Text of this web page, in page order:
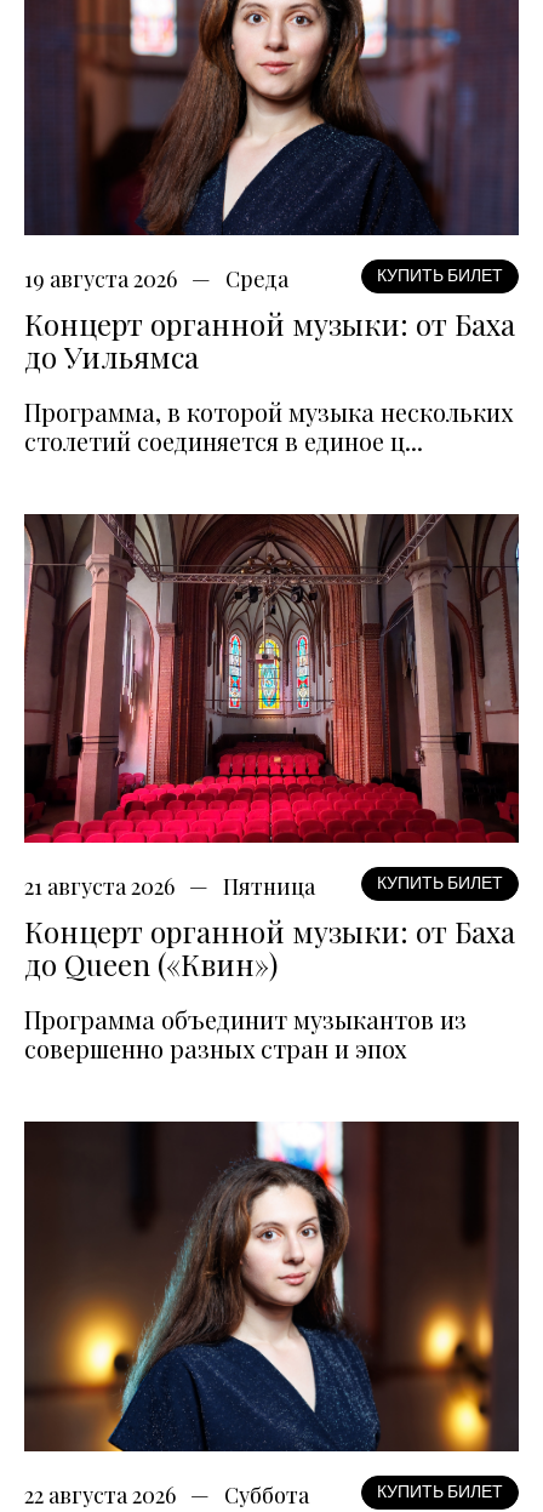
19 августа 2026 Среда КУПИТЬ БИЛЕТ
Концерт органной музыки: от Баха
до Уильямса
Программа, в которой музыка нескольких
столетий соединяется в единое ц...
21 августа 2026 Пятница КУПИТЬ БИЛЕТ
Концерт органной музыки: от Баха
до Queen («Квин»)
Программа объединит музыкантов из
совершенно разных стран и эпох
22 августа 2026 Суббота КУПИТЬ БИЛЕТ